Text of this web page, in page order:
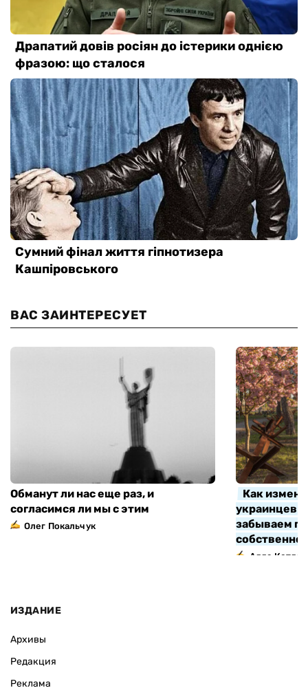
ВАС ЗАИНТЕРЕСУЕТ
Обманут ли нас еще раз, и
согласимся ли мы с этим
Олег Покальчук
Как
украинцев
забываем
Алла Котляр
ИЗДАНИЕ
Архивы
Редакция
Реклама